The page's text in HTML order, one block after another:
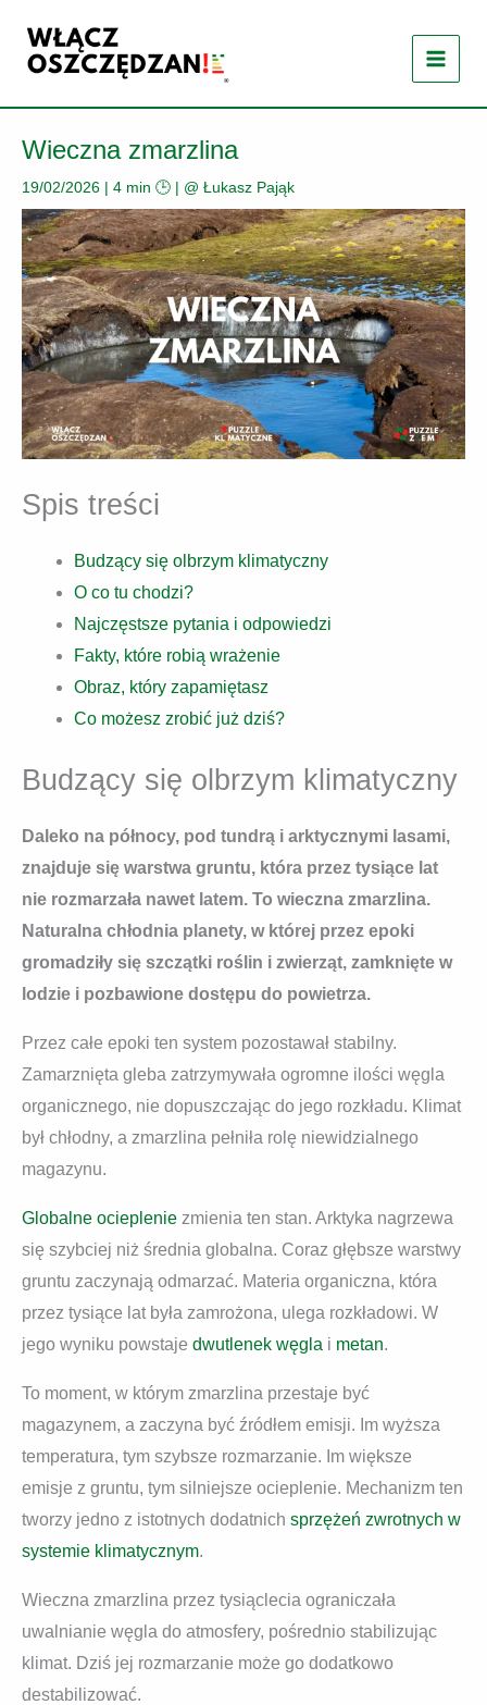
treści
Wieczna zmarzlina
19/02/2026 | 4 min 🕒 | @ Łukasz Pająk
Spis treści
Budzący się olbrzym klimatyczny
O co tu chodzi?
Najczęstsze pytania i odpowiedzi
Fakty, które robią wrażenie
Obraz, który zapamiętasz
Co możesz zrobić już dziś?
Budzący się olbrzym klimatyczny
Daleko na północy, pod tundrą i arktycznymi lasami,
znajduje się warstwa gruntu, która przez tysiące lat
nie rozmarzała nawet latem. To wieczna zmarzlina.
Naturalna chłodnia planety, w której przez epoki
gromadziły się szczątki roślin i zwierząt, zamknięte w
lodzie i pozbawione dostępu do powietrza.
Przez całe epoki ten system pozostawał stabilny.
Zamarznięta gleba zatrzymywała ogromne ilości węgla
organicznego, nie dopuszczając do jego rozkładu. Klimat
był chłodny, a zmarzlina pełniła rolę niewidzialnego
magazynu.
Globalne ocieplenie zmienia ten stan. Arktyka nagrzewa
się szybciej niż średnia globalna. Coraz głębsze warstwy
gruntu zaczynają odmarzać. Materia organiczna, która
przez tysiące lat była zamrożona, ulega rozkładowi. W
jego wyniku powstaje dwutlenek węgla i metan.
To moment, w którym zmarzlina przestaje być
magazynem, a zaczyna być źródłem emisji. Im wyższa
temperatura, tym szybsze rozmarzanie. Im większe
emisje z gruntu, tym silniejsze ocieplenie. Mechanizm ten
tworzy jedno z istotnych dodatnich sprzężeń zwrotnych w
systemie klimatycznym.
Wieczna zmarzlina przez tysiąclecia ograniczała
uwalnianie węgla do atmosfery, pośrednio stabilizując
klimat. Dziś jej rozmarzanie może go dodatkowo
destabilizować.